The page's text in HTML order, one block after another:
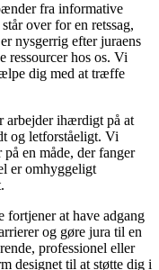
fra informative
over for en retssag,
nysgerrig efter juraens
ressourcer hos os. Vi
dig med at træffe
arbejder ihærdigt på at
og letforståeligt. Vi
en måde, der fanger
er omhyggeligt
fortjener at have adgang
og gøre jura til en
professionel eller
designet til at støtte dig i